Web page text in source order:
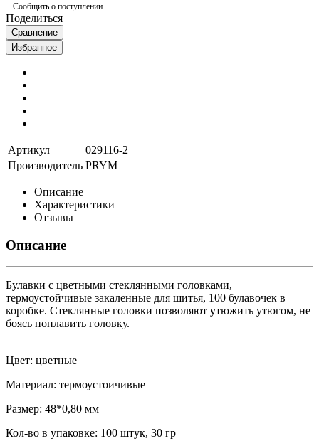
Сообщить о поступлении
Поделиться
Сравнение
Избранное
Артикул
029116-2
Производитель PRYM
Описание
Характеристики
Отзывы
Описание
Булавки с цветными стеклянными головками,
термоустойчивые закаленные для шитья, 100 булавочек в
коробке. Стеклянные головки позволяют утюжить утюгом, не
боясь поплавить головку.
Цвет: цветные
Материал: термоустоичивые
Размер: 48*0,80 мм
Кол-во в упаковке: 100 штук, 30 гр